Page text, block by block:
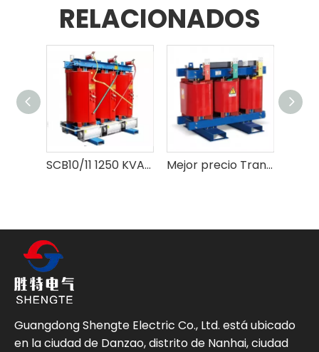
RELACIONADOS
SCB10/11 1250 KVA 10/0,4 kilovoltios transformador de poder de tipo seco de resina moldeada de alto voltaje trifásico Mejor precio Transformador de tipo seco SC(B)10 con proveedor de parámetros técnicos-Shengte
Guangdong Shengte Electric Co., Ltd. está ubicado
en la ciudad de Danzao, distrito de Nanhai, ciudad